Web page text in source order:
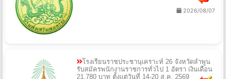
2026/08/07
โรงเรียนราชประชานุเคราะห์ 26 จังหวัดลำพูน
รับสมัครพนักงานราชการทั่วไป 1 อัตรา เงินเดือน
21,780 บาท ตั้งแต่วันที่ 14-20 ส.ค. 2569